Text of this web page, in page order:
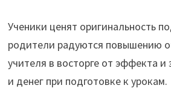
Ученики ценят оригинальность
родители радуются повышению
учителя в восторге от эффекта
и денег при подготовке к урокам.